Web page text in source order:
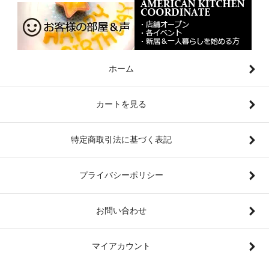
ホーム
カートを見る
特定商取引法に基づく表記
プライバシーポリシー
お問い合わせ
マイアカウント